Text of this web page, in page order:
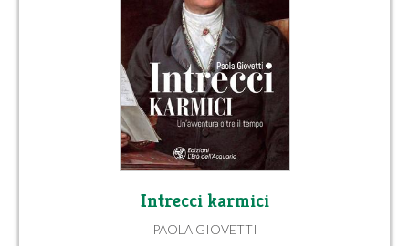
Intrecci karmici
PAOLA GIOVETTI